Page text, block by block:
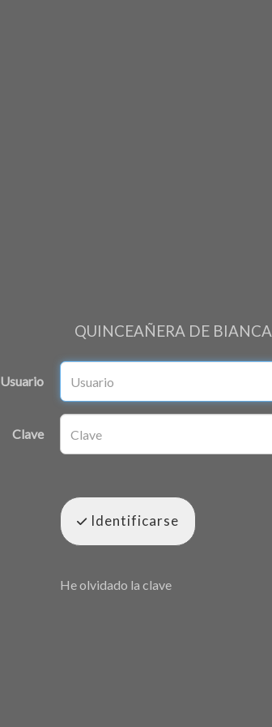
QUINCEAÑERA DE BIANCA
Usuario
Clave
Identificarse
He olvidado la clave